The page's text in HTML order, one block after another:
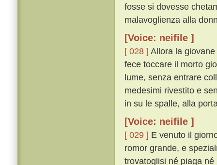
fosse si dovesse
malavoglienza alla
[Voice: neifile ]
[ 028 ] Allora la
fece toccare il morto
lume, senza entrare
medesimi rivestito e
in su le spalle, alla
[Voice: neifile ]
[ 029 ] E venuto il
romor grande, e
trovatoglisi né piaga